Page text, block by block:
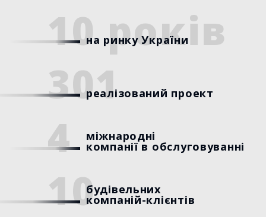
10 років
на ринку України
301реалізований проект
4 міжнародні
компанії в обслуговуванні
10будівельних
компаній-клієнтів